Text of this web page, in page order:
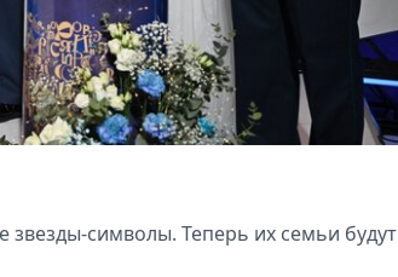
символы. Теперь их семьи будут